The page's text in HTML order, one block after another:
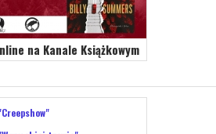
na Kanale Książkowym